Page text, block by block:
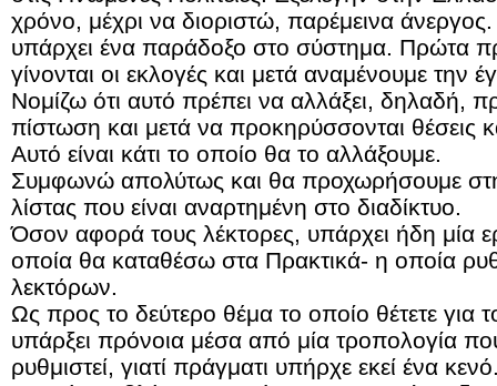
χρόνο, μέχρι να διοριστώ, παρέμεινα άνεργος.
υπάρχει ένα παράδοξο στο σύστημα. Πρώτα
γίνονται οι εκλογές και μετά αναμένουμε την
Νομίζω ότι αυτό πρέπει να αλλάξει, δηλαδή,
πίστωση και μετά να προκηρύσσονται θέσεις
Αυτό είναι κάτι το οποίο θα το αλλάξουμε.
Συμφωνώ απολύτως και θα προχωρήσουμε
λίστας που είναι αναρτημένη στο διαδίκτυο.
Όσον αφορά τους λέκτορες, υπάρχει ήδη μία
οποία θα καταθέσω στα Πρακτικά- η οποία
λεκτόρων.
Ως προς το δεύτερο θέμα το οποίο θέτετε για
υπάρξει πρόνοια μέσα από μία τροπολογία
ρυθμιστεί, γιατί πράγματι υπήρχε εκεί ένα